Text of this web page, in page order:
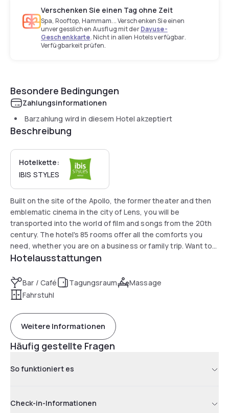
Verschenken Sie einen Tag ohne Zeit
Spa, Rooftop, Hammam... Verschenken Sie einen
unvergesslichen Ausflug mit derDayuse-
Geschenkkarte. Nicht in allen Hotels verfügbar.
Verfügbarkeit prüfen.
Besondere Bedingungen
Zahlungsinformationen
Barzahlung wird in diesem Hotel akzeptiert
Beschreibung
Hotelkette:
IBIS STYLES
Built on the site of the Apollo, the former theater and then
emblematic cinema in the city of Lens, you will be
transported into the world of film and songs from the 20th
century. The hotel's 85 rooms offer all the comforts you
need, whether you are on a business or family trip. Want to
relax or have fun? Come and spend an evening in our bar:
Hotelausstattungen
Bar / Café Tagungsraum
Massage
Fahrstuhl
Weitere Informationen
Häufig gestellte Fragen
So funktioniert es
Check-in-Informationen